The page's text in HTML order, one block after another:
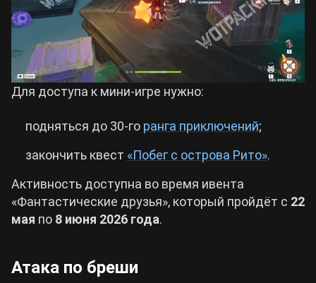
Для доступа к мини-игре нужно:
подняться до 30-го ранга приключений;
закончить квест «Побег с острова Рито».
Активность доступна во время ивента
«Фантастические друзья», который пройдёт с 22
мая по 8 июня 2026 года.
Атака по бреши